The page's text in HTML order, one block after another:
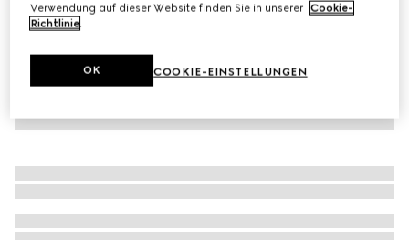
Verwendung auf dieser Website finden Sie in unserer Cookie-
Richtlinie.
COOKIE-EINSTELLUNGEN
OK